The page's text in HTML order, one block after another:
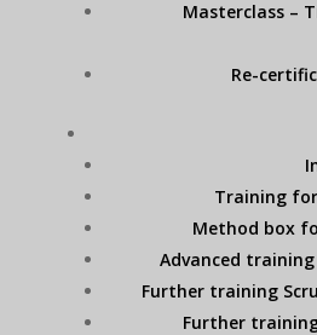
Masterclass –
Re-
Training
Method box
Advanced
Further training
Further